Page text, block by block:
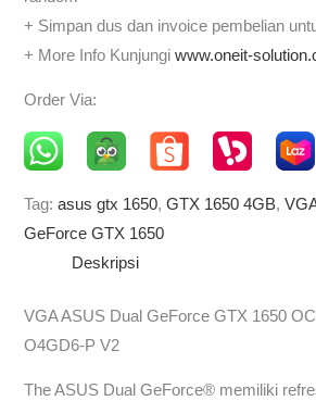
+ Simpan dus dan invoice pembelian
+ More Info Kunjungiwww.oneit-
Order Via:
Tag:asus gtx 1650,GTX 1650 4GB,
GeForce GTX 1650
Deskripsi
VGA ASUS Dual GeForce GTX 1650
O4GD6-P V2
The ASUS Dual GeForce® memiliki